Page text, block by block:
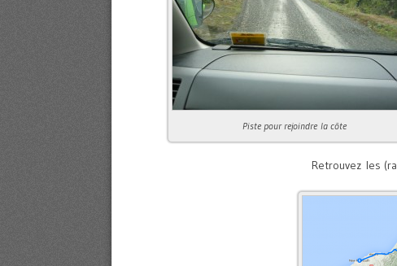
Piste pour rejoindre la côte
Retrouvez les